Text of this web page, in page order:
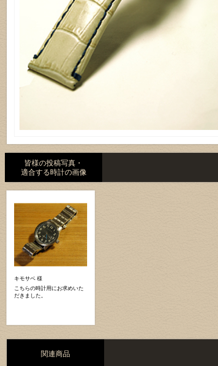
皆様の投稿写真・
適合する時計の画像
キモサベ 様
こちらの時計用にお求めいた
だきました。
関連商品